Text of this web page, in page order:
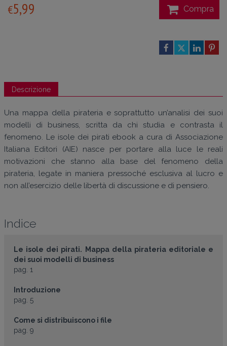
€5,99 Compra
Descrizione
Una mappa della pirateria e soprattutto un’analisi dei suoi
modelli di business, scritta da chi studia e contrasta il
fenomeno. Le isole dei pirati ebook a cura di Associazione
Italiana Editori (AIE) nasce per portare alla luce le reali
motivazioni che stanno alla base del fenomeno della
pirateria, legate in maniera pressoché esclusiva al lucro e
non all’esercizio delle libertà di discussione e di pensiero.
Indice
Le isole dei pirati. Mappa della pirateria editoriale e
dei suoi modelli di business
pag. 1
Introduzione
pag. 5
Come si distribuiscono i file
pag. 9